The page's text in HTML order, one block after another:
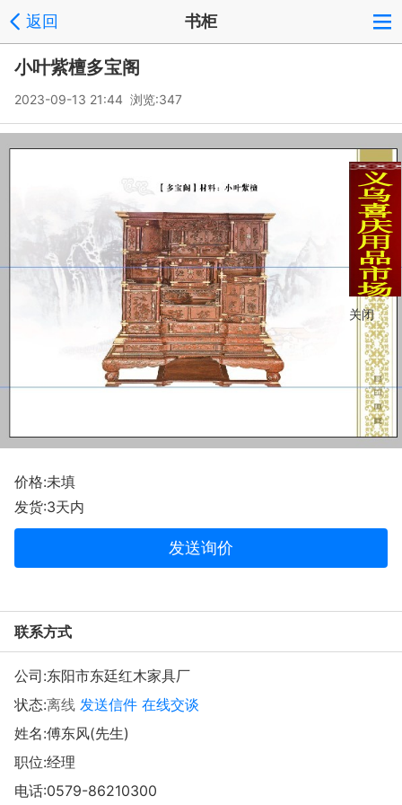
返回 书柜
小叶紫檀多宝阁
2023-09-13 21:44 浏览:347
价格:未填
发货:3天内
发送询价
联系方式
公司:东阳市东廷红木家具厂
状态:离线 发送信件 在线交谈
姓名:傅东风(先生)
职位:经理
电话:0579-86210300
关闭